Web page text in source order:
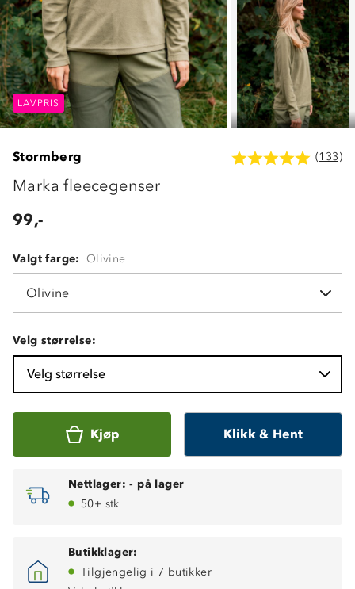
LAVPRIS LAVPRIS
LAVPRIS
Stormberg (133)
Marka fleecegenser
99,-
Valgt farge: Olivine
Olivine
Velg størrelse:
Velg størrelse
Kjøp Klikk & Hent
Nettlager: - på lager
50+ stk
Butikklager:
Tilgjengelig i 7 butikker